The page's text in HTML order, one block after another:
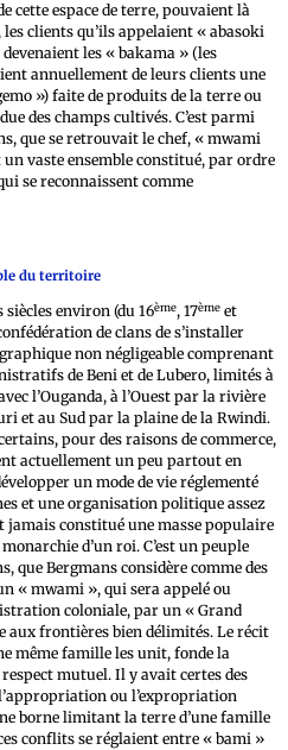
cette espace de terre, pouvaient là
clients qu’ils appelaient « abasoki
les « bakama » (les
annuellement de leurs clients une
») faite de produits de la terre ou
des champs cultivés. C’est parmi
que se retrouvait le chef, « mwami
vaste ensemble constitué, par ordre
se reconnaissent comme
du territoire
siècles environ (du 16ème, 17ème et
de clans de s’installer
non négligeable comprenant
de Beni et de Lubero, limités à
l’Ouganda, à l’Ouest par la rivière
et au Sud par la plaine de la Rwindi.
pour des raisons de commerce,
actuellement un peu partout en
un mode de vie réglementé
et une organisation politique assez
jamais constitué une masse populaire
d’un roi. C’est un peuple
que Bergmans considère comme des
« mwami », qui sera appelé ou
coloniale, par un « Grand
aux frontières bien délimités. Le récit
même famille les unit, fonde la
mutuel. Il y avait certes des
ou l’expropriation
borne limitant la terre d’une famille
conflits se réglaient entre « bami »